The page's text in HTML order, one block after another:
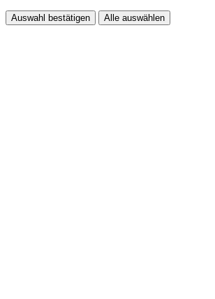
Auswahl bestätigen Alle auswählen